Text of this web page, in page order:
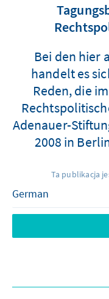
Bei den hier
handelt es
Reden, die
Adenauer-
2008 in
Ta publikacja